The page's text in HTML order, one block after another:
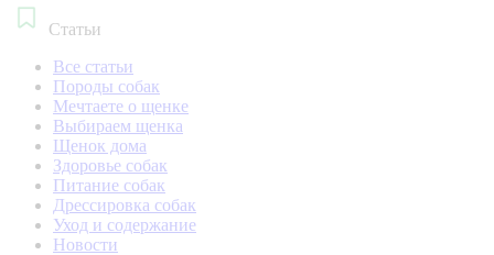
Статьи
Все статьи
Породы собак
Мечтаете о щенке
Выбираем щенка
Щенок дома
Здоровье собак
Питание собак
Дрессировка собак
Уход и содержание
Новости